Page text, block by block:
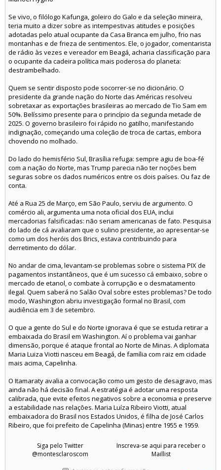
Se vivo, o filólogo Kafunga, goleiro do Galo e da seleção mineira,
teria muito a dizer sobre as intempestivas atitudes e posições
adotadas pelo atual ocupante da Casa Branca em julho, frio nas
montanhas e de frieza de sentimentos. Ele, o jogador, comentarista
de rádio às vezes e vereador em Beagá, acharia classificação para
o ocupante da cadeira política mais poderosa do planeta:
destrambelhado.
Quem se sentir disposto pode socorrer-se no dicionário. O
presidente da grande nação do Norte das Américas resolveu
sobretaxar as exportações brasileiras ao mercado de Tio Sam em
50%. Belíssimo presente para o princípio da segunda metade de
2025. O governo brasileiro foi rápido no gatilho, manifestando
indignação, começando uma coleção de troca de cartas, embora
chovendo no molhado.
Do lado do hemisfério Sul, Brasília refuga: sempre agiu de boa-fé
com a nação do Norte, mas Trump parecia não ter noções bem
seguras sobre os dados numéricos entre os dois países. Ou faz de
conta.
Até a Rua 25 de Março, em São Paulo, serviu de argumento. O
comércio ali, argumenta uma nota oficial dos EUA, inclui
mercadorias falsificadas: não seriam americanas de fato. Pesquisa
do lado de cá avaliaram que o sulino presidente, ao apresentar-se
como um dos heróis dos Brics, estava contribuindo para
derretimento do dólar.
No andar de cima, levantam-se problemas sobre o sistema PIX de
pagamentos instantâneos, que é um sucesso cá embaixo, sobre o
mercado de etanol, o combate à corrupção e o desmatamento
ilegal. Quem saberá no Salão Oval sobre estes problemas? De todo
modo, Washington abriu investigação formal no Brasil, com
audiência em 3 de setembro.
O que a gente do Sul e do Norte ignorava é que se estuda retirar a
embaixada do Brasil em Washington. Aí o problema vai ganhar
dimensão, porque é ataque frontal ao Norte de Minas. A diplomata
Maria Luiza Viotti nasceu em Beagá, de família com raiz em cidade
mais acima, Capelinha.
O Itamaraty avalia a convocação como um gesto de desagravo, mas
ainda não há decisão final. A estratégia é adotar uma resposta
calibrada, que evite efeitos negativos sobre a economia e preserve
a estabilidade nas relações. Maria Luíza Ribeiro Viotti, atual
embaixadora do Brasil nos Estados Unidos, é filha de José Carlos
Ribeiro, que foi prefeito de Capelinha (Minas) entre 1955 e 1959.
Siga pelo Twitter
@montesclaroscom
Inscreva-se aqui para receber o
Maillist